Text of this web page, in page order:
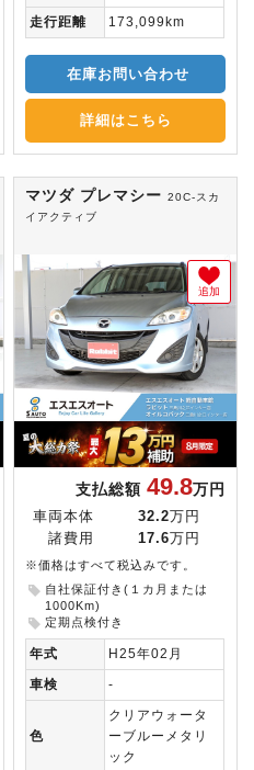
走行距離
173,099km
在庫お問い合わせ
詳細はこちら
マツダ プレマシー20C-スカ
イアクティブ
追加
支払総額 49.8万円
車両本体 32.2 万円
諸費用
17.6 万円
※価格はすべて税込みです。
自社保証付き(１カ月または
1000Km)
定期点検付き
年式
H25年02月
車検
-
色
クリアウォータ
ーブルーメタリ
ック